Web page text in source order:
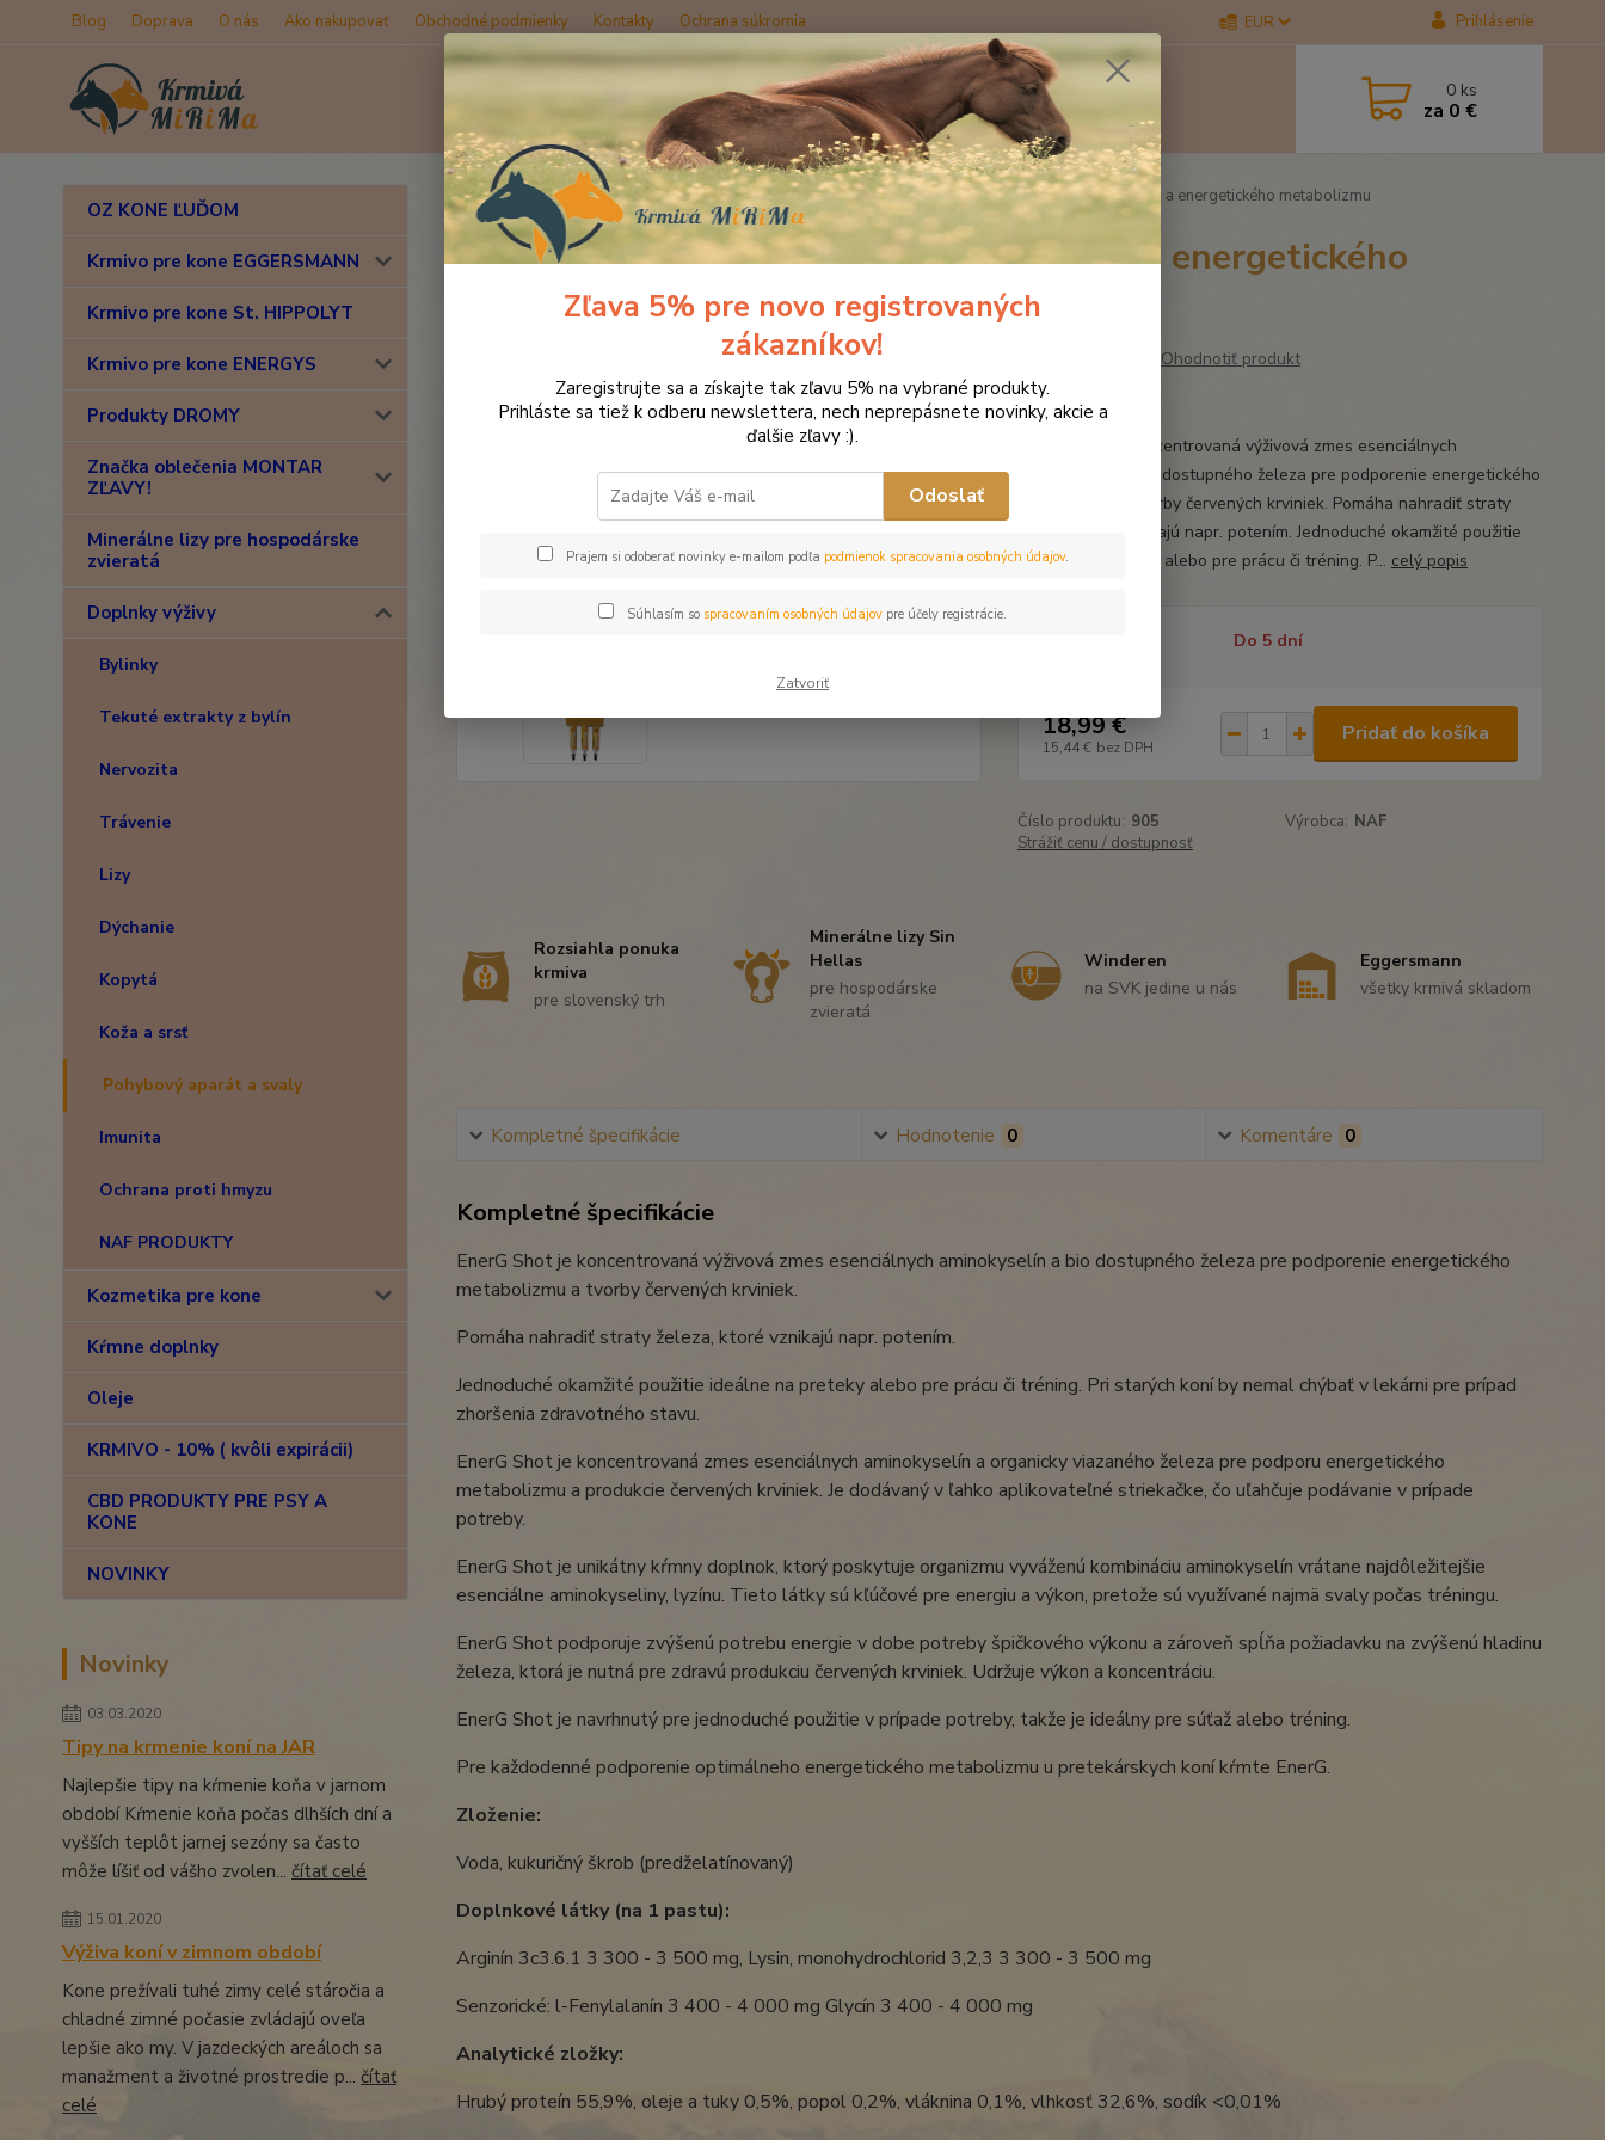
Blog Doprava O nás Ako nakupovať Obchodné podmienky Kontakty Ochrana súkromia EUR Prihlásenie
Hľadať 0 ks
za 0 €
OZ KONE ĽUĎOM
Krmivo pre kone EGGERSMANN
Krmivo pre kone St. HIPPOLYT
Krmivo pre kone ENERGYS
Produkty DROMY
Značka oblečenia MONTAR
ZĽAVY!
Minerálne lizy pre hospodárske
zvieratá
Doplnky výživy
Bylinky
Tekuté extrakty z bylín
Nervozita
Trávenie
Lizy
Dýchanie
Kopytá
Koža a srsť
Pohybový aparát a svaly
Imunita
Ochrana proti hmyzu
NAF PRODUKTY
Kozmetika pre kone
Kŕmne doplnky
Oleje
KRMIVO - 10% ( kvôli expirácii)
CBD PRODUKTY PRE PSY A
KONE
NOVINKY
Novinky
03.03.2020
Tipy na krmenie koní na JAR
Najlepšie tipy na kŕmenie koňa v jarnom
období Kŕmenie koňa počas dlhších dní a
vyšších teplôt jarnej sezóny sa často
môže líšiť od vášho zvolen... čítať celé
15.01.2020
Výživa koní v zimnom období
Kone prežívali tuhé zimy celé stáročia a
chladné zimné počasie zvládajú oveľa
lepšie ako my. V jazdeckých areáloch sa
manažment a životné prostredie p... čítať
celé
Úvod Doplnky výživy Pohybový aparát a svaly NAF Energ Shot pre podporu tvorby krvi a energetického metabolizmu
NAF Energ Shot pre podporu tvorby krvi a energetického
metabolizmu
Ohodnotiť produkt
túba 30ml
EnerG Shot je koncentrovaná výživová zmes esenciálnych
aminokyselín a bio dostupného železa pre podporenie energetického
metabolizmu a tvorby červených krviniek. Pomáha nahradiť straty
železa, ktoré vznikajú napr. potením. Jednoduché okamžité použitie
ideálne na preteky alebo pre prácu či tréning. P... celý popis
Do 5 dní
18,99 €
15,44 € bez DPH
Pridať do košíka
Číslo produktu: 905 Výrobca: NAF
Strážiť cenu / dostupnosť
Rozsiahla ponuka
krmiva
pre slovenský trh
Minerálne lizy Sin
Hellas
pre hospodárske
zvieratá
Winderen
na SVK jedine u nás
Eggersmann
všetky krmivá skladom
Kompletné špecifikácie Hodnotenie 0 Komentáre 0
Kompletné špecifikácie
EnerG Shot je koncentrovaná výživová zmes esenciálnych aminokyselín a bio dostupného železa pre podporenie energetického
metabolizmu a tvorby červených krviniek.
Pomáha nahradiť straty železa, ktoré vznikajú napr. potením.
Jednoduché okamžité použitie ideálne na preteky alebo pre prácu či tréning. Pri starých koní by nemal chýbať v lekárni pre prípad
zhoršenia zdravotného stavu.
EnerG Shot je koncentrovaná zmes esenciálnych aminokyselín a organicky viazaného železa pre podporu energetického
metabolizmu a produkcie červených krviniek. Je dodávaný v ľahko aplikovateľné striekačke, čo uľahčuje podávanie v prípade
potreby.
EnerG Shot je unikátny kŕmny doplnok, ktorý poskytuje organizmu vyváženú kombináciu aminokyselín vrátane najdôležitejšie
esenciálne aminokyseliny, lyzínu. Tieto látky sú kľúčové pre energiu a výkon, pretože sú využívané najmä svaly počas tréningu.
EnerG Shot podporuje zvýšenú potrebu energie v dobe potreby špičkového výkonu a zároveň spĺňa požiadavku na zvýšenú hladinu
železa, ktorá je nutná pre zdravú produkciu červených krviniek. Udržuje výkon a koncentráciu.
EnerG Shot je navrhnutý pre jednoduché použitie v prípade potreby, takže je ideálny pre súťaž alebo tréning.
Pre každodenné podporenie optimálneho energetického metabolizmu u pretekárskych koní kŕmte EnerG.
Zloženie:
Voda, kukuričný škrob (predželatínovaný)
Doplnkové látky (na 1 pastu):
Arginín 3c3.6.1 3 300 - 3 500 mg, Lysin, monohydrochlorid 3,2,3 3 300 - 3 500 mg
Senzorické: l-Fenylalanín 3 400 - 4 000 mg Glycín 3 400 - 4 000 mg
Analytické zložky:
Hrubý proteín 55,9%, oleje a tuky 0,5%, popol 0,2%, vláknina 0,1%, vlhkosť 32,6%, sodík <0,01%
Zľava 5% pre novo registrovaných
zákazníkov!
Zaregistrujte sa a získajte tak zľavu 5% na vybrané produkty.
Prihláste sa tiež k odberu newslettera, nech neprepásnete novinky, akcie a
ďalšie zľavy :).
Odoslať
Prajem si odoberať novinky e-mailom podľa podmienok spracovania osobných údajov.
Súhlasím so spracovaním osobných údajov pre účely registrácie.
Zatvoriť